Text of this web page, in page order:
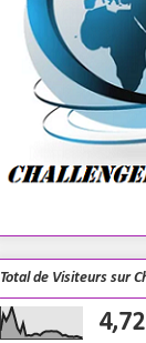
Total de Visiteurs sur